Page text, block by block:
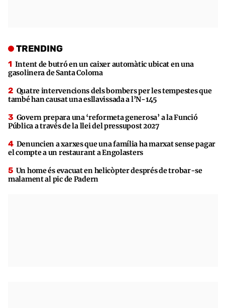
TRENDING
Intent de butró en un caixer automàtic ubicat en una
gasolinera de Santa Coloma
Quatre intervencions dels bombers per les tempestes que
també han causat una esllavissada a l’N-145
Govern prepara una ‘reformeta generosa’ a la Funció
Pública a través de la llei del pressupost 2027
Denuncien a xarxes que una família ha marxat sense pagar
el compte a un restaurant a Engolasters
Un home és evacuat en helicòpter després de trobar-se
malament al pic de Padern